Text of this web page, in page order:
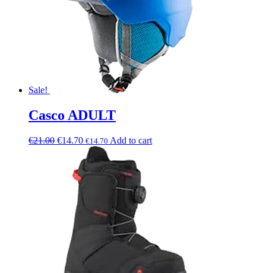
Sale!
Casco ADULT
€21.00 €14.70 €14.70 Add to cart